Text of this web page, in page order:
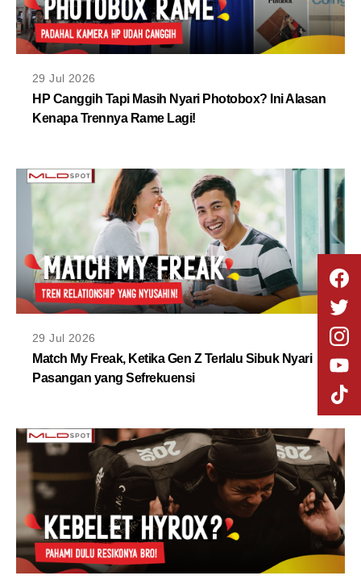
29 Jul 2026
HP Canggih Tapi Masih Nyari Photobox? Ini Alasan
Kenapa Trennya Rame Lagi!
29 Jul 2026
Match My Freak, Ketika Gen Z Terlalu Sibuk Nyari
Pasangan yang Sefrekuensi